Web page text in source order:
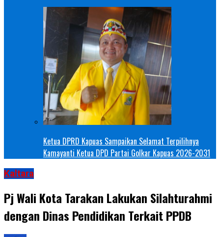
Ketua DPRD Kapuas Sampaikan Selamat Terpilihnya
Kamayanti Ketua DPD Partai Golkar Kapuas 2026-2031
Kaltara
Pj Wali Kota Tarakan Lakukan Silahturahmi
dengan Dinas Pendidikan Terkait PPDB